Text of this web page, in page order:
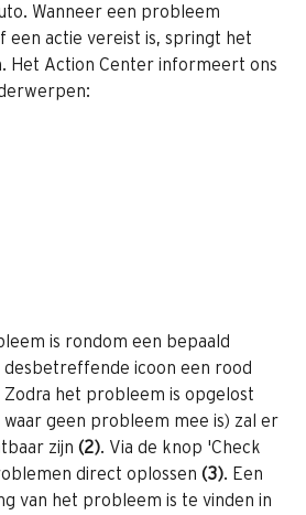
Wanneer een probleem
een actie vereist is, springt het
Het Action Center informeert ons
is rondom een bepaald
icoon een rood
Zodra het probleem is opgelost
geen probleem mee is) zal er
zijn (2). Via de knop 'Check
direct oplossen (3). Een
van het probleem is te vinden in